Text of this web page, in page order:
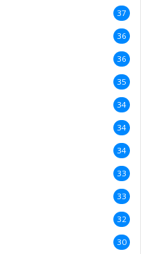
37
36
36
35
34
34
34
33
33
32
30